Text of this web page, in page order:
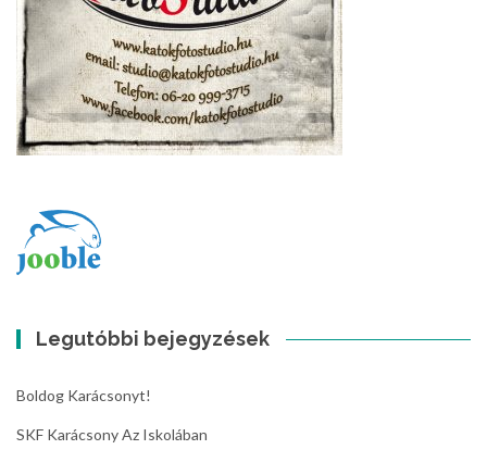
Legutóbbi bejegyzések
Boldog Karácsonyt!
SKF Karácsony Az Iskolában